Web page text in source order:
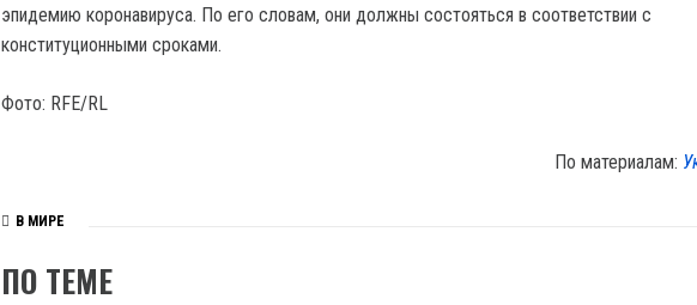
эпидемию коронавируса. По его словам, они должны состояться в соответствии с
конституционными сроками.
Фото: RFE/RL
По материалам:
В МИРЕ
ПО ТЕМЕ